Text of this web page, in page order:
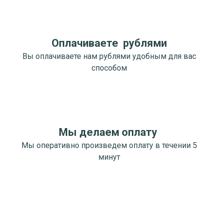
Оплачиваете рублями
Вы оплачиваете нам рублями удобным для вас
способом
Мы делаем оплату
Мы оперативно произведем оплату в течении 5
минут